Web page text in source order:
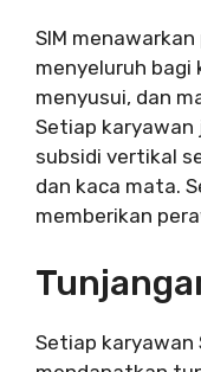
SIM
menyeluruh bagi
menyusui, dan
Setiap karyawan
subsidi vertikal
dan kaca mata.
memberikan
Setiap karyawan